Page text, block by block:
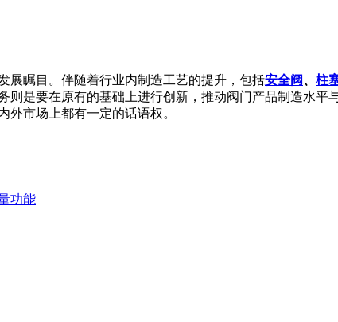
瞩目。伴随着行业内制造工艺的提升，包括安全阀、 柱
是要在原有的基础上进行创新，推动阀门产品制造水
市场上都有一定的话语权。
功能